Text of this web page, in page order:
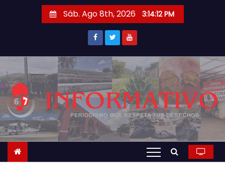
r
a
c
o
t
Sáb. Ago 8th, 2026 3:14:13 PM